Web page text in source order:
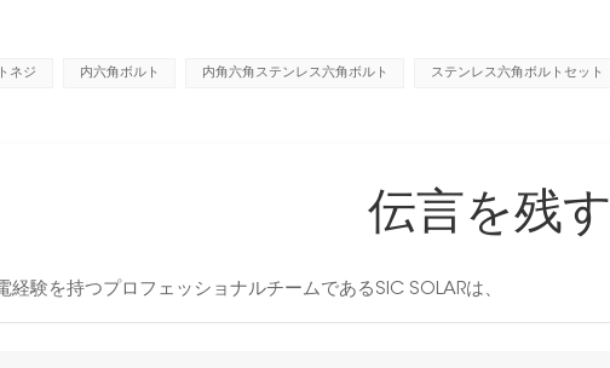
ネジ 内六角ボルト 内角六角ステンレス六角ボルト ステンレス六角ボルトセット
伝言を残す
経験を持つプロフェッショナルチームであるSIC SOLARは、